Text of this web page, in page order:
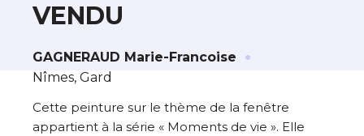
À propos de cette œuvre
de cette annonce ainsi que la vente et
la livraison de l’œuvre originale.
VENDU
GAGNERAUD Marie-Francoise ·
Nîmes, Gard
Cette peinture sur le thème de la fenêtre
appartient à la série « Moments de vie ». Elle